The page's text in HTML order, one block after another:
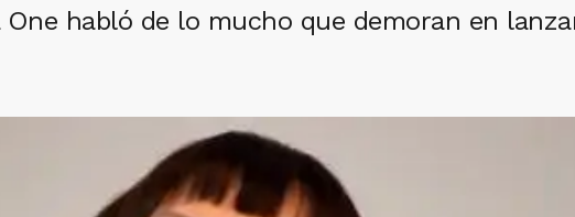
habló de lo mucho que demoran en